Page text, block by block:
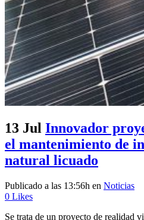
13 Jul Innovador
el mantenimiento de
natural licuado
Publicado a las 13:56h en Noticias
0 Likes
Se trata de un proyecto de realidad